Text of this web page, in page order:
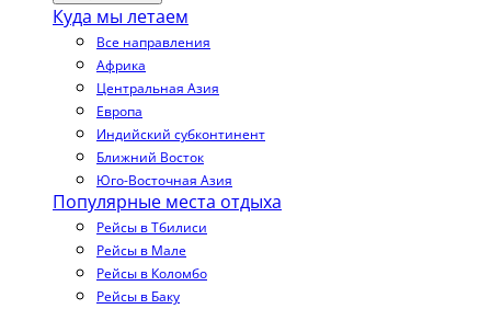
Куда мы летаем
Все направления
Африка
Центральная Азия
Европа
Индийский субконтинент
Ближний Восток
Юго-Восточная Азия
Популярные места отдыха
Рейсы в Тбилиси
Рейсы в Мале
Рейсы в Коломбо
Рейсы в Баку